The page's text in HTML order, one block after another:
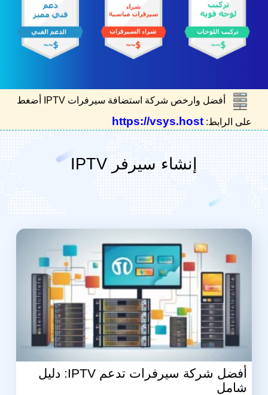
أفضل وارخص شركة استضافة سيرفرات IPTV أضغط
على الرابط: https://vsys.host
إنشاء سيرفر IPTV
أفضل شركة سيرفرات تدعم IPTV: دليل
شامل